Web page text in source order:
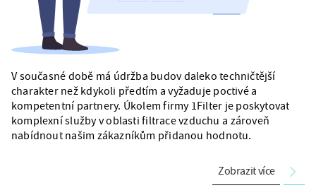
V současné době má údržba budov daleko techničtější
charakter než kdykoli předtím a vyžaduje poctivé a
kompetentní partnery. Úkolem firmy 1Filter je poskytovat
komplexní služby v oblasti filtrace vzduchu a zároveň
nabídnout našim zákazníkům přidanou hodnotu.
Zobrazit více